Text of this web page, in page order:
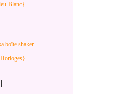
Blanc}
boîte shaker